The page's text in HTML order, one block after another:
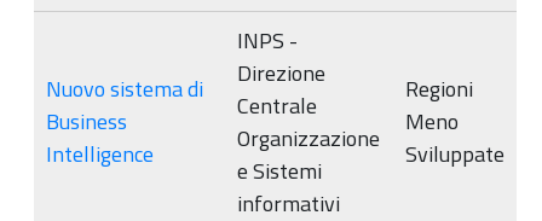
Nuovo sistema di
Business
Intelligence
INPS -
Direzione
Centrale
Organizzazione
e Sistemi
informativi
Regioni
Meno
Sviluppate